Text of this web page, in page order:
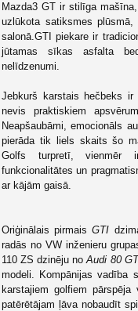
Mazda3 GT ir stilīga
uzlūkota satiksmes
salonā.GTI piekare ir
jūtamas sīkas asfalta
nelīdzenumi.
Jebkurš karstais hečbeks ir
nevis praktiskiem
Neapšaubāmi, emocionāls
pierāda tik liels skaits šo
Golfs turpretī, vienmēr
funkcionalitātes un
ar kājām gaisā.
Oriģinālais pirmaisGTI
radās no VW inženieru
110 ZS dzinēju noAudi 80
modeli. Kompānijas vadība
karstajiem golfiem
patērētājam ļāva nobaudīt